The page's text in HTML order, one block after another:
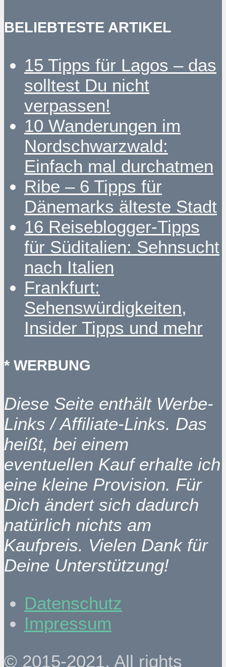
BELIEBTESTE ARTIKEL
15 Tipps für Lagos – das
solltest Du nicht
verpassen!
10 Wanderungen im
Nordschwarzwald:
Einfach mal durchatmen
Ribe – 6 Tipps für
Dänemarks älteste Stadt
16 Reiseblogger-Tipps
für Süditalien: Sehnsucht
nach Italien
Frankfurt:
Sehenswürdigkeiten,
Insider Tipps und mehr
* WERBUNG
Diese Seite enthält Werbe-
Links / Affiliate-Links. Das
heißt, bei einem
eventuellen Kauf erhalte ich
eine kleine Provision. Für
Dich ändert sich dadurch
natürlich nichts am
Kaufpreis. Vielen Dank für
Deine Unterstützung!
Datenschutz
Impressum
© 2015-2021. All rights